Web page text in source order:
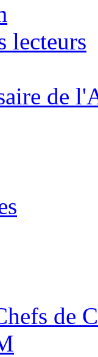
lecteurs
de
de